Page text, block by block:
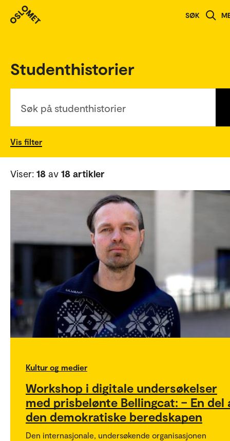
SØK
English version
Studenthistorier
Søk på studenthistorier
Vis filter
Viser: 18 av 18 artikler
Kultur og medier
Workshop i digitale undersøkelser
med prisbelønte Bellingcat: – En del
den demokratiske beredskapen
Den internasjonale, undersøkende organisasjonen